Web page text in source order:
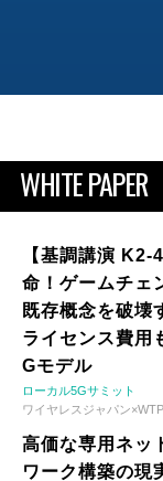
WHITE PAPER
【基調講演
命！ゲームチェ
既存概念を破壊
ライセンス費用
Gモデル
ローカル5Gサミット
ワイヤレスジャパン
高価な専用ネッ
ワーク構築の現